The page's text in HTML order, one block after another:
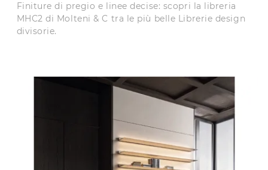
Finiture di pregio e linee decise: scopri la libreria
MHC2 di Molteni & C tra le più belle Librerie design
divisorie.